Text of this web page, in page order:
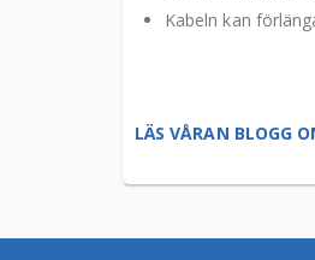
Kabeln kan
LÄS VÅRAN BLOGG